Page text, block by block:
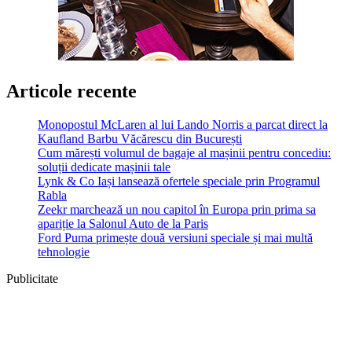
Articole recente
Monopostul McLaren al lui Lando Norris a parcat direct la
Kaufland Barbu Văcărescu din București
Cum mărești volumul de bagaje al mașinii pentru concediu:
soluții dedicate mașinii tale
Lynk & Co Iași lansează ofertele speciale prin Programul
Rabla
Zeekr marchează un nou capitol în Europa prin prima sa
apariție la Salonul Auto de la Paris
Ford Puma primește două versiuni speciale și mai multă
tehnologie
Publicitate